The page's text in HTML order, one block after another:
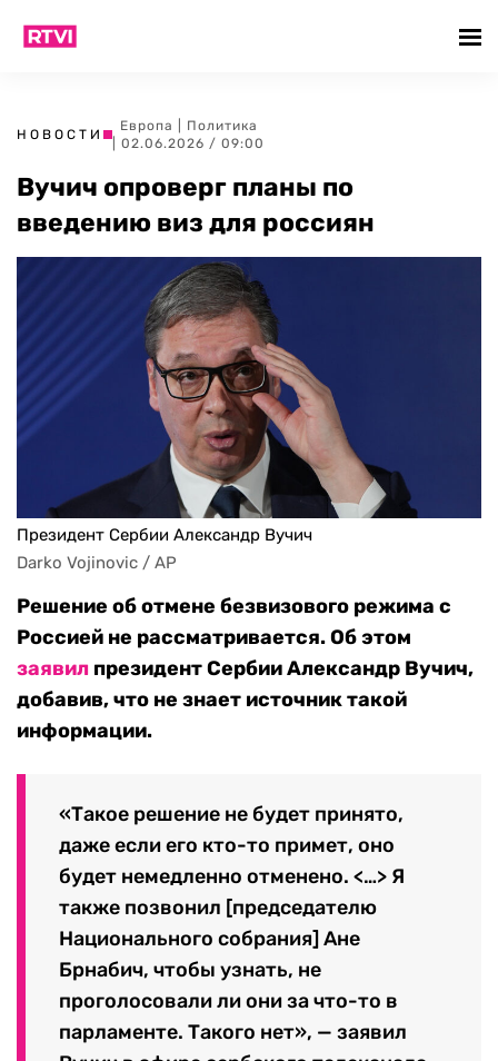
НОВОСТИ
Европа
Политика
| 02.06.2026 / 09:00
Вучич опроверг планы по
введению виз для россиян
Президент Сербии Александр Вучич
Darko Vojinovic / AP
Решение об отмене безвизового режима с
Россией не рассматривается. Об этом
заявил президент Сербии Александр Вучич,
добавив, что не знает источник такой
информации.
«Такое решение не будет принято,
даже если его кто-то примет, оно
будет немедленно отменено. <…> Я
также позвонил [председателю
Национального собрания] Ане
Брнабич, чтобы узнать, не
проголосовали ли они за что-то в
парламенте. Такого нет», — заявил